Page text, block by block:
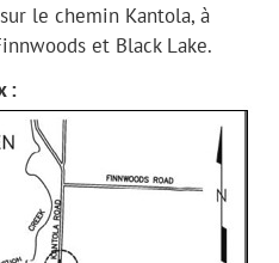
le chemin Kantola, à
et Black Lake.
: